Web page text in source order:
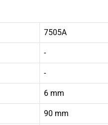
7505A
-
-
6 mm
90 mm